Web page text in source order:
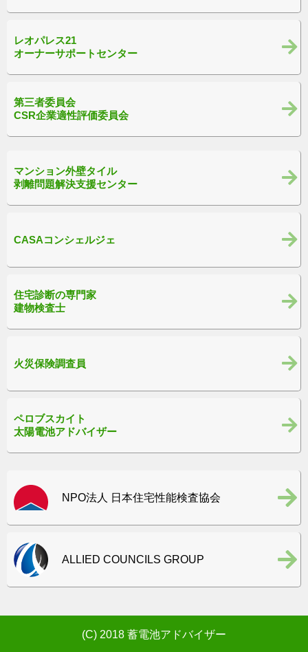
レオパレス21
オーナーサポートセンター
第三者委員会
CSR企業適性評価委員会
マンション外壁タイル
剥離問題解決支援センター
CASAコンシェルジェ
住宅診断の専門家
建物検査士
火災保険調査員
ペロブスカイト
太陽電池アドバイザー
NPO法人 日本住宅性能検査協会
ALLIED COUNCILS GROUP
(C) 2018 蓄電池アドバイザー